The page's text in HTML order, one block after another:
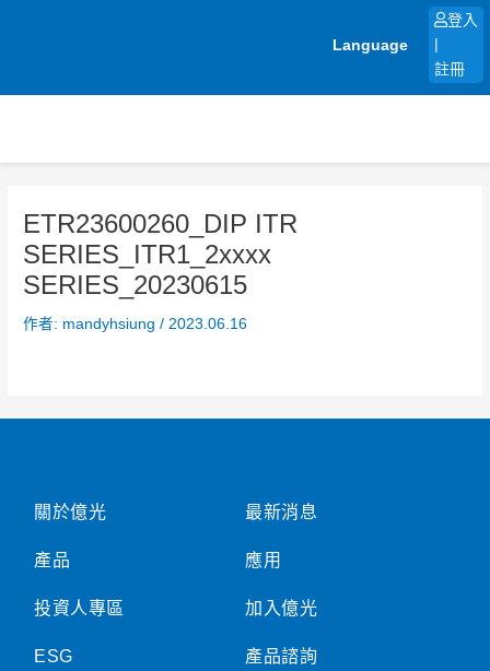
Language
登入
註冊
ETR23600260_DIP ITR
SERIES_ITR1_2xxxx
SERIES_20230615
作者: mandyhsiung/ 2023.06.16
關於億光
產品
投資人專區
ESG
最新消息
應用
加入億光
產品諮詢